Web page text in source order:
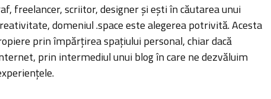
freelancer, scriitor, designer și ești în căutarea unui
domeniul .space este alegerea potrivită. Acesta
prin împărțirea spațiului personal, chiar dacă
prin intermediul unui blog în care ne dezvăluim